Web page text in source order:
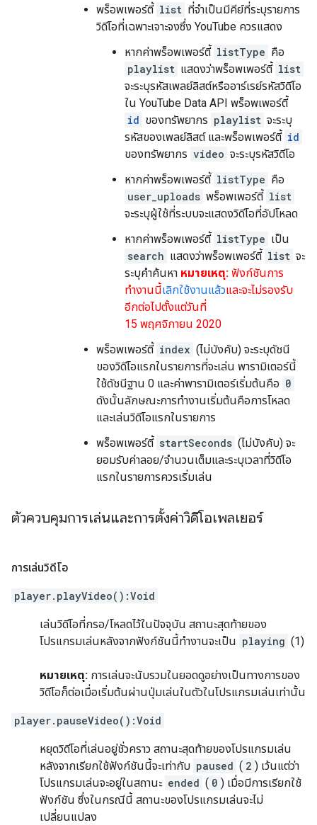
พร็อพเพอร์ตี้ list ที่จําเป็นมีคีย์ที่ระบุรายการ
วิดีโอที่เฉพาะเจาะจงซึ่ง YouTube ควรแสดง
หากค่าพร็อพเพอร์ตี้ listType คือ
playlist แสดงว่าพร็อพเพอร์ตี้ list
จะระบุรหัสเพลย์ลิสต์หรืออาร์เรย์รหัสวิดีโอ
ใน YouTube Data API พร็อพเพอร์ตี้
id ของทรัพยากร playlist จะระบุ
รหัสของเพลย์ลิสต์ และพร็อพเพอร์ตี้ id
ของทรัพยากร video จะระบุรหัสวิดีโอ
หากค่าพร็อพเพอร์ตี้ listType คือ
user_uploads พร็อพเพอร์ตี้ list
จะระบุผู้ใช้ที่ระบบจะแสดงวิดีโอที่อัปโหลด
หากค่าพร็อพเพอร์ตี้ listType เป็น
search แสดงว่าพร็อพเพอร์ตี้ list จะ
ระบุคำค้นหา หมายเหตุ: ฟังก์ชันการ
ทำงานนี้เลิกใช้งานแล้วและจะไม่รองรับ
อีกต่อไปตั้งแต่วันที่
15 พฤศจิกายน 2020
พร็อพเพอร์ตี้ index (ไม่บังคับ) จะระบุดัชนี
ของวิดีโอแรกในรายการที่จะเล่น พารามิเตอร์นี้
ใช้ดัชนีฐาน 0 และค่าพารามิเตอร์เริ่มต้นคือ 0
ดังนั้นลักษณะการทํางานเริ่มต้นคือการโหลด
และเล่นวิดีโอแรกในรายการ
พร็อพเพอร์ตี้ startSeconds (ไม่บังคับ) จะ
ยอมรับค่าลอย/จำนวนเต็มและระบุเวลาที่วิดีโอ
แรกในรายการควรเริ่มเล่น
ตัวควบคุมการเล่นและการตั้งค่าวิดีโอเพลเยอร์
การเล่นวิดีโอ
player. playVideo():Void
เล่นวิดีโอที่กรอ/โหลดไว้ในปัจจุบัน สถานะสุดท้ายของ
โปรแกรมเล่นหลังจากฟังก์ชันนี้ทำงานจะเป็น playing (1)
หมายเหตุ: การเล่นจะนับรวมในยอดดูอย่างเป็นทางการของ
วิดีโอก็ต่อเมื่อเริ่มต้นผ่านปุ่มเล่นในตัวในโปรแกรมเล่นเท่านั้น
player. pauseVideo():Void
หยุดวิดีโอที่เล่นอยู่ชั่วคราว สถานะสุดท้ายของโปรแกรมเล่น
หลังจากเรียกใช้ฟังก์ชันนี้จะเท่ากับ paused ( 2 ) เว้นแต่ว่า
โปรแกรมเล่นจะอยู่ในสถานะ ended ( 0 ) เมื่อมีการเรียกใช้
ฟังก์ชัน ซึ่งในกรณีนี้ สถานะของโปรแกรมเล่นจะไม่
เปลี่ยนแปลง